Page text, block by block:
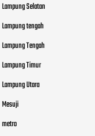
Lampung Selatan
Lampung tengah
Lampung Tengah
Lampung Timur
Lampung Utara
Mesuji
metro